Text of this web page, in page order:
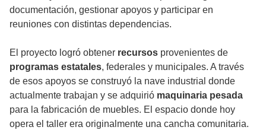
documentación, gestionar apoyos y participar en
reuniones con distintas dependencias.
El proyecto logró obtener recursos provenientes de
programas estatales, federales y municipales. A través
de esos apoyos se construyó la nave industrial donde
actualmente trabajan y se adquirió maquinaria pesada
para la fabricación de muebles. El espacio donde hoy
opera el taller era originalmente una cancha comunitaria.